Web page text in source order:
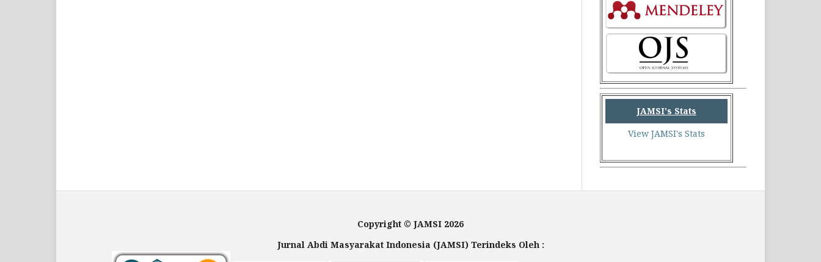
JAMSI's Stats
View JAMSI's Stats
Copyright © JAMSI 2026
Jurnal Abdi Masyarakat Indonesia (JAMSI) Terindeks Oleh :